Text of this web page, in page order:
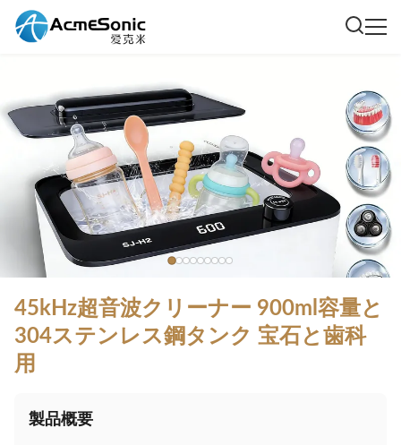
45kHz超音波クリーナー 900ml容量と
304ステンレス鋼タンク 宝石と歯科
用
製品概要